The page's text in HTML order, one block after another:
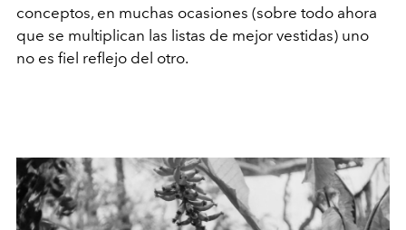
conceptos, en muchas ocasiones (sobre todo ahora
que se multiplican las listas de mejor vestidas) uno
no es fiel reflejo del otro.